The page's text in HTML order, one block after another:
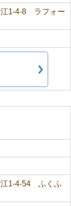
江1-4-8 ラフォー
江1-4-54 ふくふ